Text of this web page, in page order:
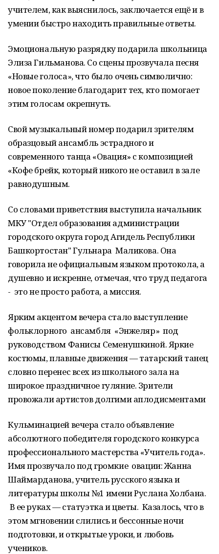
учителем, как выяснилось, заключается ещё и в
умении быстро находить правильные ответы.
Эмоциональную разрядку подарила школьница
Элиза Гильманова. Со сцены прозвучала песня
«Новые голоса», что было очень символично:
новое поколение благодарит тех, кто помогает
этим голосам окрепнуть.
Свой музыкальный номер подарил зрителям
образцовый ансамбль эстрадного и
современного танца «Овация» с композицией
«Кофе брейк, который никого не оставил в зале
равнодушным.
Со словами приветствия выступила начальник
МКУ "Отдел образования администрации
городского округа город Агидель Республики
Башкортостан" Гульнара Маликова. Она
говорила не официальным языком протокола, а
душевно и искренне, отмечая, что труд педагога
- это не просто работа, а миссия.
Ярким акцентом вечера стало выступление
фольклорного ансамбля «Энжеляр» под
руководством Фанисы Семенушкиной. Яркие
костюмы, плавные движения — татарский танец
словно перенес всех из школьного зала на
широкое праздничное гуляние. Зрители
провожали артистов долгими аплодисментами
Кульминацией вечера стало объявление
абсолютного победителя городского конкурса
профессионального мастерства «Учитель года».
Имя прозвучало под громкие овации: Жанна
Шаймарданова, учитель русского языка и
литературы школы №1 имени Руслана Холбана.
В ее руках — статуэтка и цветы. Казалось, что в
этом мгновении слились и бессонные ночи
подготовки, и открытые уроки, и любовь
учеников.